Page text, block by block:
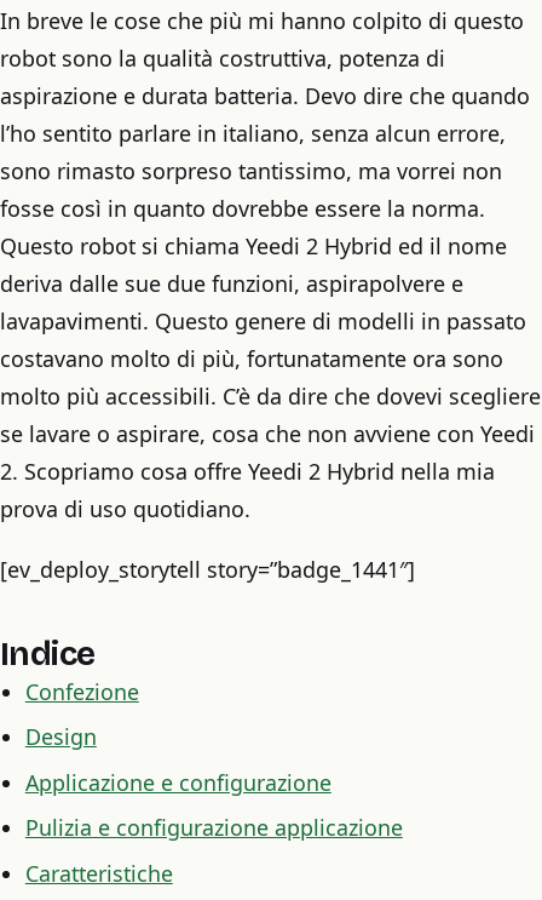
In breve le cose che più mi hanno colpito di questo
robot sono la qualità costruttiva, potenza di
aspirazione e durata batteria. Devo dire che quando
l’ho sentito parlare in italiano, senza alcun errore,
sono rimasto sorpreso tantissimo, ma vorrei non
fosse così in quanto dovrebbe essere la norma.
Questo robot si chiama Yeedi 2 Hybrid ed il nome
deriva dalle sue due funzioni, aspirapolvere e
lavapavimenti. Questo genere di modelli in passato
costavano molto di più, fortunatamente ora sono
molto più accessibili. C’è da dire che dovevi scegliere
se lavare o aspirare, cosa che non avviene con Yeedi
2. Scopriamo cosa offre Yeedi 2 Hybrid nella mia
prova di uso quotidiano.
[ev_deploy_storytell story=”badge_1441″]
Indice
Confezione
Design
Applicazione e configurazione
Pulizia e configurazione applicazione
Caratteristiche